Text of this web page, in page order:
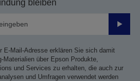
bleiben
E-Mail-Adresse erklären Sie sich damit
über Epson Produkte,
und Services zu erhalten, die auch zur
und Umfragen verwendet werden